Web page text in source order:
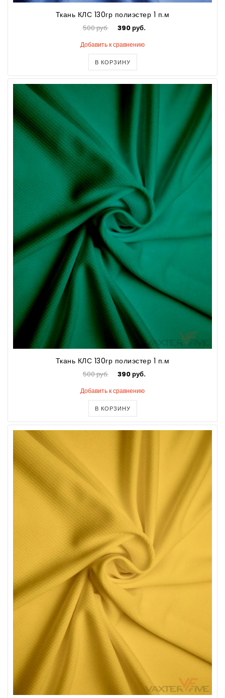
Ткань КЛС 130гр полиэстер 1 п.м
500 руб. 390 руб.
Добавить к сравнению
В КОРЗИНУ
Ткань КЛС 130гр полиэстер 1 п.м
500 руб. 390 руб.
Добавить к сравнению
В КОРЗИНУ